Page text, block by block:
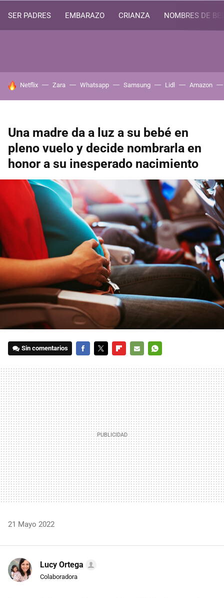
SER PADRES EMBARAZO CRIANZA NOMBRES DE
HOY SE HABLA DE
Netflix Zara Whatsapp Samsung Lidl Amazon
Una madre da a luz a su bebé en
pleno vuelo y decide nombrarla en
honor a su inesperado nacimiento
Sin comentarios
MAIL
21 Mayo 2022
Lucy Ortega
Colaboradora